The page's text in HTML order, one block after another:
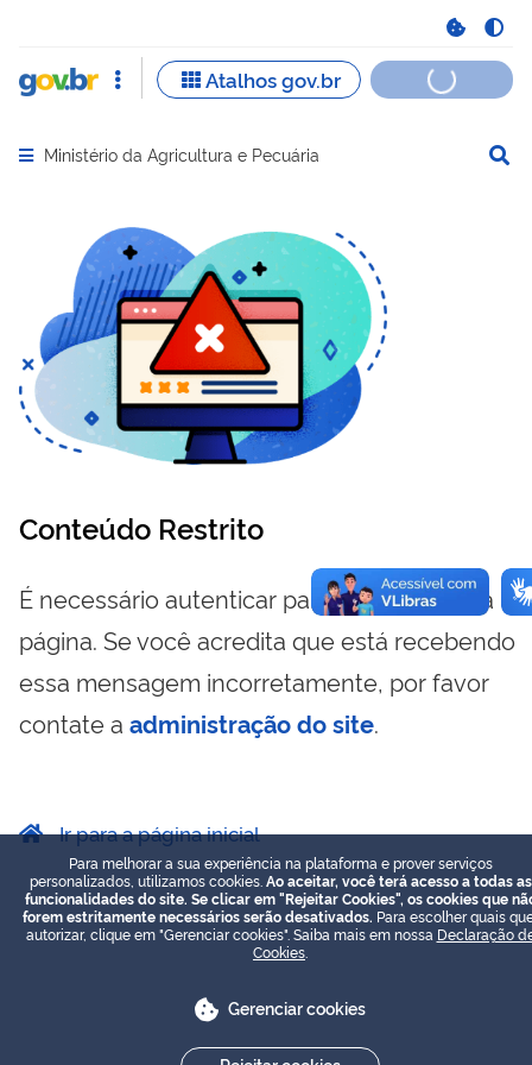
Abrir menu principal de navegação
Ministério da Agricultura e Pecuária
Conteúdo Restrito
É necessário autenticar para visualizar essa
página. Se você acredita que está recebendo
essa mensagem incorretamente, por favor
contate a administração do site.
Ir para a página inicial
Para melhorar a sua experiência na plataforma e prover serviços
personalizados, utilizamos cookies. Ao aceitar, você terá acesso a todas as
funcionalidades do site. Se clicar em "Rejeitar Cookies", os cookies que
forem estritamente necessários serão desativados. Para escolher quais
autorizar, clique em "Gerenciar cookies". Saiba mais em nossa Declaração
Cookies
Gerenciar cookies